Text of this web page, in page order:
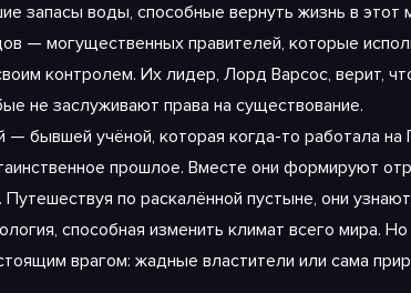
запасы воды, способные вернуть жизнь в этот
— могущественных правителей, которые
контролем. Их лидер, Лорд Варсос, верит,
не заслуживают права на существование.
— бывшей учёной, которая когда-то работала
прошлое. Вместе они формируют
по раскалённой пустыне, они
способная изменить климат всего мира.
врагом: жадные властители или сама